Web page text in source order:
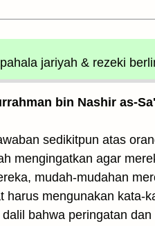
jariyah & rezeki
bin Nashir as-
sedikitpun atas
mengingatkan agar
mudah-mudahan
harus mengunakan
bahwa peringatan